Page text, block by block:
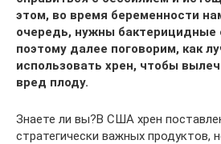
этом, во время беременности
очередь, нужны бактерицидные
поэтому далее поговорим, как
использовать хрен, чтобы
вред плоду.
Знаете ли вы?В США хрен
стратегически важных продуктов,